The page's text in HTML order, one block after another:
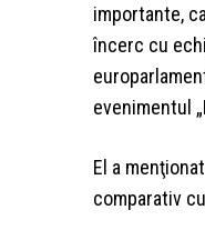
importante,
încerc cu
evenimentul
El a
comparativ